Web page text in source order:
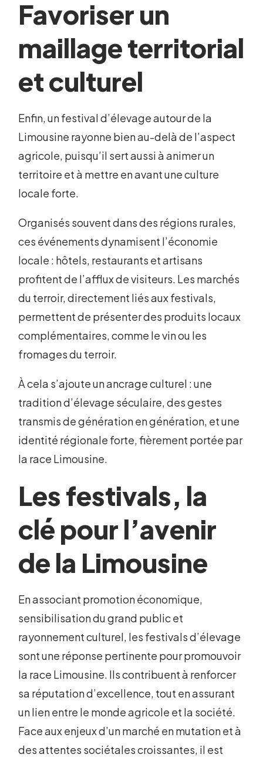
Favoriser un
maillage territorial
et culturel
Enfin, un festival d’élevage autour de la
Limousine rayonne bien au-delà de l’aspect
agricole, puisqu’il sert aussi à animer un
territoire et à mettre en avant une culture
locale forte.
Organisés souvent dans des régions rurales,
ces événements dynamisent l’économie
locale : hôtels, restaurants et artisans
profitent de l’afflux de visiteurs. Les marchés
du terroir, directement liés aux festivals,
permettent de présenter des produits locaux
complémentaires, comme le vin ou les
fromages du terroir.
À cela s’ajoute un ancrage culturel : une
tradition d’élevage séculaire, des gestes
transmis de génération en génération, et une
identité régionale forte, fièrement portée par
la race Limousine.
Les festivals, la
clé pour l’avenir
de la Limousine
En associant promotion économique,
sensibilisation du grand public et
rayonnement culturel, les festivals d’élevage
sont une réponse pertinente pour promouvoir
la race Limousine. Ils contribuent à renforcer
sa réputation d’excellence, tout en assurant
un lien entre le monde agricole et la société.
Face aux enjeux d’un marché en mutation et à
des attentes sociétales croissantes, il est